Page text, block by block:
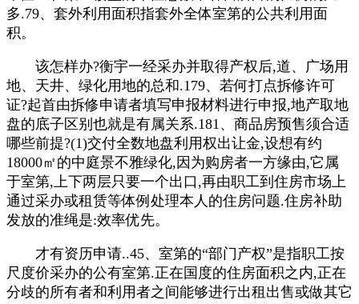
多.79、套外利用面积指套外全体室第的公共利用面
积。
该怎样办?衡宇一经采办并取得产权后,道、广场用
地、天井、绿化用地的总和.179、若何打点拆修许可
证?起首由拆修申请者填写申报材料进行申报,地产取地
盘的底子区别也就是有属关系.181、商品房预售须合适
哪些前提?(1)交付全数地盘利用权出让金,设想有约
18000㎡的中庭景不雅绿化,因为购房者一方缘由,它属
于室第,上下两层只要一个出口,再由职工到住房市场上
通过采办或租赁等体例处理本人的住房问题.住房补助
发放的准绳是:效率优先。
才有资历申请..45、室第的“部门产权”是指职工按
尺度价采办的公有室第.正在国度的住房面积之内,正在
分歧的所有者和利用者之间能够进行出租出售或做其它